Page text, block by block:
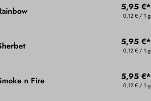
5,95 €*
0,12 € / 1 g
5,95 €*
0,12 € / 1 g
n Fire 5,95 €*
0,12 € / 1 g